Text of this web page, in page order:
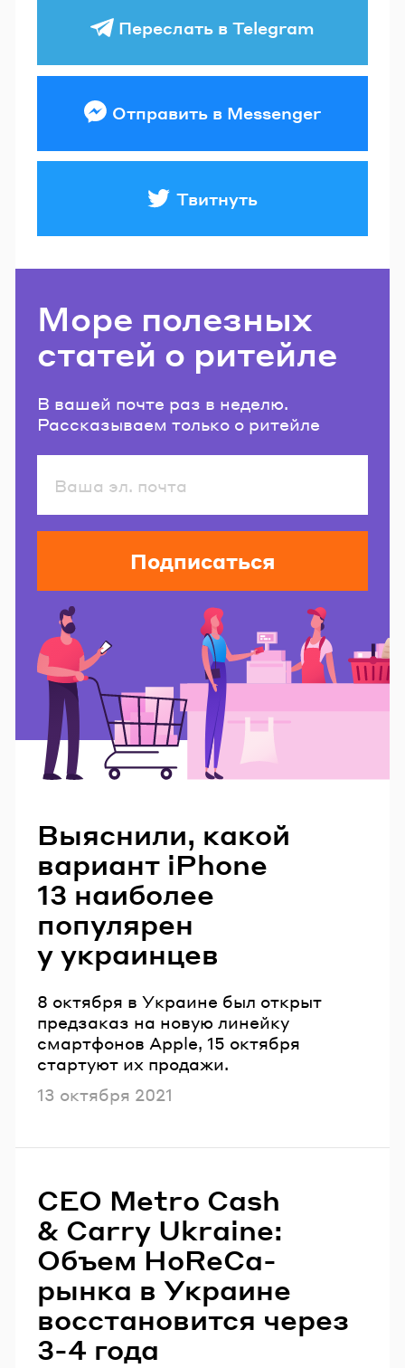
Переслать в Telegram
Отправить в Messenger
Твитнуть
Море полезных
статей о ритейле
В вашей почте раз в неделю.
Рассказываем только о ритейле
Подписаться
Выяснили, какой
вариант iPhone
13 наиболее
популярен
у украинцев
8 октября в Украине был открыт
предзаказ на новую линейку
смартфонов Apple, 15 октября
стартуют их продажи.
Опубликовано
13 октября 2021
CEO Metro Cash
& Carry Ukraine:
Объем HoReCa-
рынка в Украине
восстановится через
3-4 года